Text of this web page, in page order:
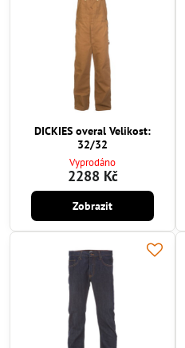
DICKIES overal Velikost:
32/32
Vyprodáno
2288 Kč
Zobrazit